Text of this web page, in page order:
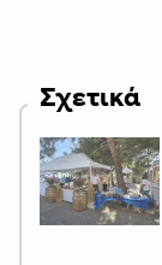
Σχετικά